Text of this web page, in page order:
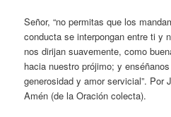
Señor, “no permitas que los
conducta se interpongan entre ti y
nos dirijan suavemente, como
hacia nuestro prójimo; y
generosidad y amor servicial”. Por
Amén (de la Oración colecta).